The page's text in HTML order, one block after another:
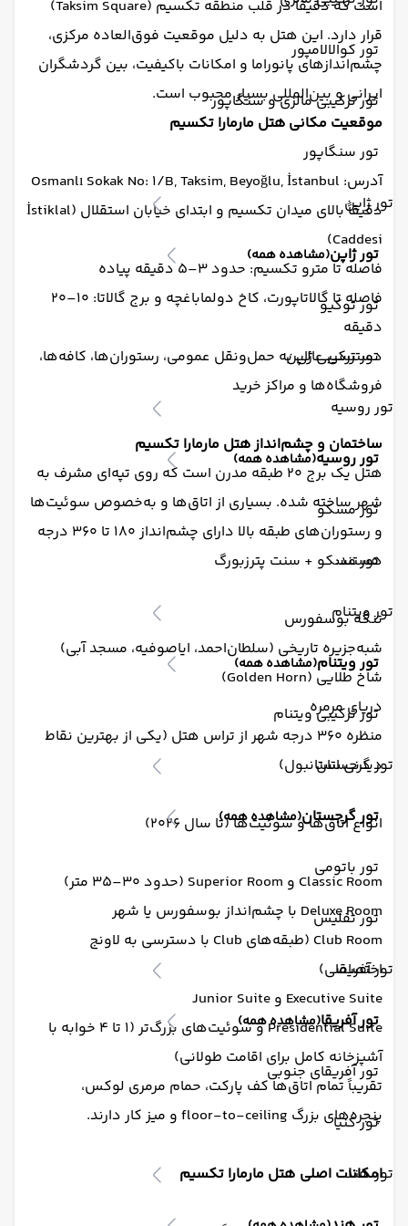
تور کوالالامپور
تور ترکیبی مالزی و سنگاپور
تور سنگاپور
تور ژاپن
تور ژاپن(مشاهده همه)
تور توکیو
تور ترکیبی ژاپن
تور روسیه
تور روسیه(مشاهده همه)
تور مسکو
تور مسکو + سنت پترزبورگ
تور ویتنام
تور ویتنام(مشاهده همه)
تور ترکیبی ویتنام
تور گرجستان
تور گرجستان(مشاهده همه)
تور باتومی
تور تفلیس
تور آفریقا
تور آفریقا(مشاهده همه)
تور آفریقای جنوبی
تور کنیا
تور هند
است که دقیقاً در قلب منطقه تکسیم (Taksim Square)
قرار دارد. این هتل به دلیل موقعیت فوق‌العاده مرکزی،
چشم‌اندازهای پانوراما و امکانات باکیفیت، بین گردشگران
ایرانی و بین‌المللی بسیار محبوب است.
موقعیت مکانی هتل مارمارا تکسیم
آدرس: Osmanlı Sokak No: 1/B, Taksim, Beyoğlu, İstanbul
دقیقاً بالای میدان تکسیم و ابتدای خیابان استقلال (İstiklal
Caddesi)
فاصله تا مترو تکسیم: حدود ۳–۵ دقیقه پیاده
فاصله تا گالاتاپورت، کاخ دولماباغچه و برج گالاتا: ۱۰–۲۰
دقیقه
دسترسی عالی به حمل‌ونقل عمومی، رستوران‌ها، کافه‌ها،
فروشگاه‌ها و مراکز خرید
ساختمان و چشم‌انداز هتل مارمارا تکسیم
هتل یک برج ۲۰ طبقه مدرن است که روی تپه‌ای مشرف به
شهر ساخته شده. بسیاری از اتاق‌ها و به‌خصوص سوئیت‌ها
و رستوران‌های طبقه بالا دارای چشم‌انداز ۱۸۰ تا ۳۶۰ درجه
هستند:
تنگه بوسفورس
شبه‌جزیره تاریخی (سلطان‌احمد، ایاصوفیه، مسجد آبی)
شاخ طلایی (Golden Horn)
دریای مرمره
منظره ۳۶۰ درجه شهر از تراس هتل (یکی از بهترین نقاط
دیدنی استانبول)
انواع اتاق‌ها و سوئیت‌ها (تا سال ۲۰۲۶)
Classic Room و Superior Room (حدود ۳۰–۳۵ متر)
Deluxe Room با چشم‌انداز بوسفورس یا شهر
Club Room (طبقه‌های Club با دسترسی به لاونج
اختصاصی)
Executive Suite و Junior Suite
Presidential Suite و سوئیت‌های بزرگ‌تر (۱ تا ۴ خوابه با
آشپزخانه کامل برای اقامت طولانی)
تقریباً تمام اتاق‌ها کف پارکت، حمام مرمری لوکس،
پنجره‌های بزرگ floor-to-ceiling و میز کار دارند.
امکانات اصلی هتل مارمارا تکسیم